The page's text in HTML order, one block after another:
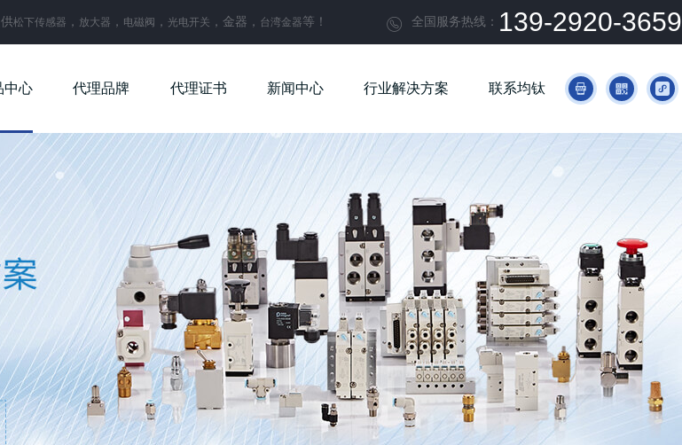
松下传感器 ， 放大器 ， 电磁阀 ， 光电开关 ，金器， 台湾金器等！  全国服务热线： 139-2920-3659
中心 代理品牌 代理证书 新闻中心 行业解决方案 联系均钛   